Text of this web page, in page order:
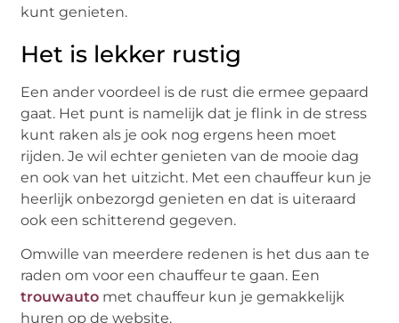
kunt genieten.
Het is lekker rustig
Een ander voordeel is de rust die ermee gepaard
gaat. Het punt is namelijk dat je flink in de stress
kunt raken als je ook nog ergens heen moet
rijden. Je wil echter genieten van de mooie dag
en ook van het uitzicht. Met een chauffeur kun je
heerlijk onbezorgd genieten en dat is uiteraard
ook een schitterend gegeven.
Omwille van meerdere redenen is het dus aan te
raden om voor een chauffeur te gaan. Een
trouwauto met chauffeur kun je gemakkelijk
huren op de website.